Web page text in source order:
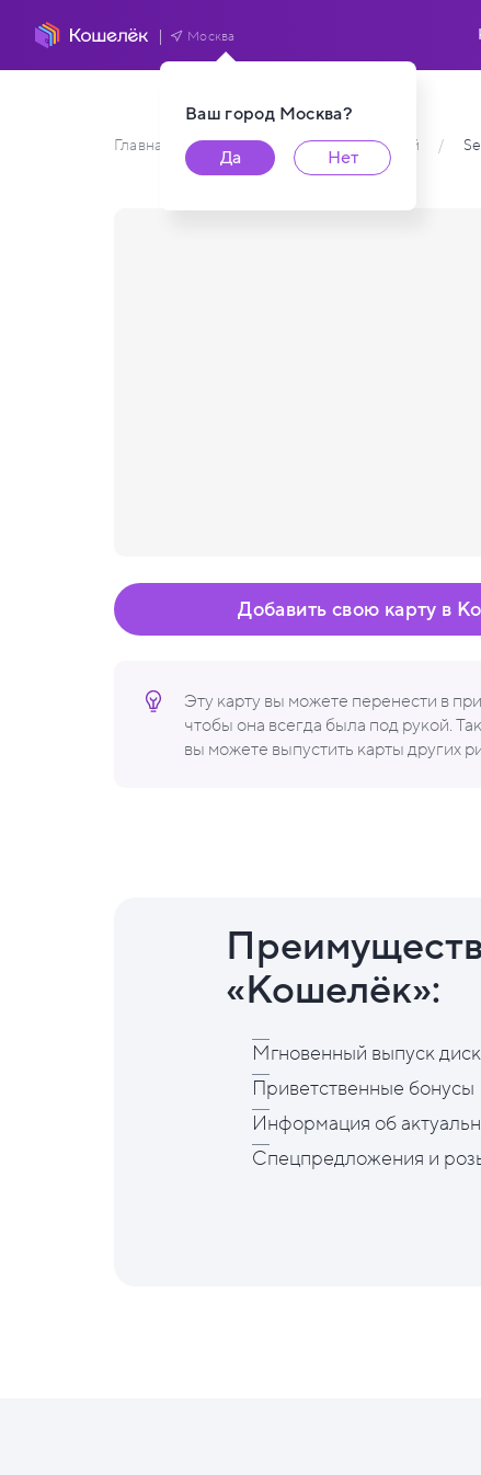
Ваш город Москва?
Да
Нет
Москва
Главная / Каталог карт пользователей /
Эту карту вы можете перенести в
чтобы она всегда была под рукой.
вы можете выпустить карты других
Добавить свою карту в
«Кошелёк»:
Мгновенный выпуск
Приветственные бонусы
Информация об
Спецпредложения и